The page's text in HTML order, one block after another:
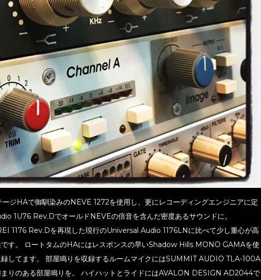
ジHAで御馴染みのNEVE 1272を使用し、更にレコーディングエンジニアに定
1U76 Rev.DでオールドNEVEの倍音を含んだ密度あるサウンドに。
1176 Rev.Dを再現した現行のUniversal Audio 1176LNに比べて少し重心が高
す。 ロートタムのHAにはレスポンスの早いShadow Hills MONO GAMAを使
してます。 部屋鳴りを収録するルームマイクにはSUMMIT AUDIO TLA-100A
りのある部屋鳴りを。 ハイハットとライドにはAVALON DESIGN AD2044で